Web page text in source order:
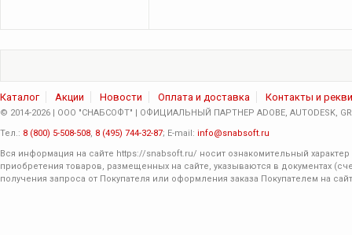
Каталог Акции Новости Оплата и доставка Контакты и
© 2014-2026 | ООО "СНАБСОФТ" | ОФИЦИАЛЬНЫЙ ПАРТНЕР ADOBE, AUTODESK,
Тел.: 8 (800) 5-508-508, 8 (495) 744-32-87; E-mail: info@snabsoft.ru
Вся информация на сайте https://snabsoft.ru/ носит ознакомительный
приобретения товаров, размещенных на сайте, указываются в документах
получения запроса от Покупателя или оформления заказа Покупателем на